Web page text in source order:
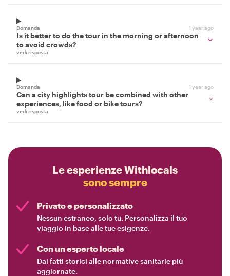
Domanda 1 year ago
Is it better to do the tour in the morning or afternoon
to avoid crowds?
vedi risposta
Domanda 1 year ago
Can a city highlights tour be combined with other
experiences, like food or bike tours?
vedi risposta
Le esperienze Withlocals
sono sempre
Privato e personalizzato
Nessun estraneo, solo tu. Personalizza il tuo
viaggio in base alle tue esigenze.
Con un esperto locale
Dai fatti storici alle normative sanitarie più
aggiornate.